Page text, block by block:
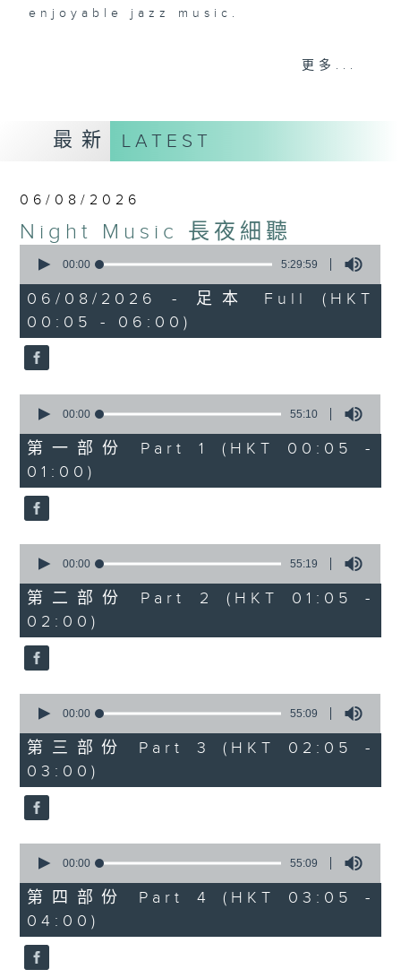
enjoyable jazz music.
When you are alone and sleepless,
「長夜細聽」節目當然少不了氣質優雅的作
品，每晚亦會精選一些中國音樂送上。週五和
如果哪天你不能入睡，別忘了第四台這裡總有
更多...
最新 LATEST
06/08/2026
Night Music 長夜細聽
seconds
5
hours,
29
minutes,
59
seconds
00:00 5:29:59
06/08/2026 - 足本 Full (HKT
00:05 - 06:00)
seconds
55
minutes,
10
seconds
00:00 55:10
第一部份 Part 1 (HKT 00:05 -
01:00)
seconds
55
minutes,
19
seconds
00:00 55:19
第二部份 Part 2 (HKT 01:05 -
02:00)
seconds
55
minutes,
9
seconds
00:00 55:09
第三部份 Part 3 (HKT 02:05 -
03:00)
seconds
55
minutes,
9
seconds
00:00 55:09
第四部份 Part 4 (HKT 03:05 -
04:00)